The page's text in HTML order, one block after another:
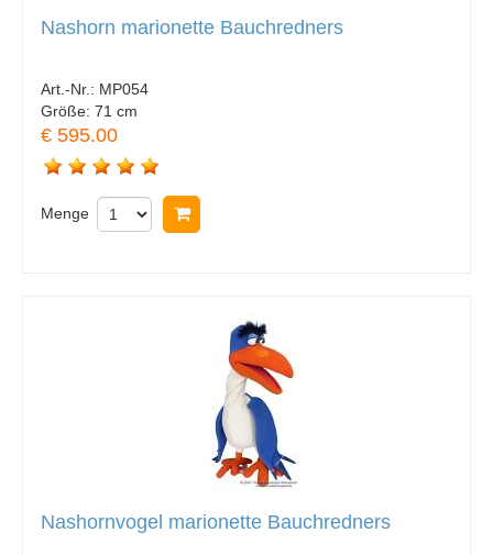
Nashorn marionette Bauchredners
Art.-Nr.: MP054
Größe: 71 cm
€ 595.00
Menge
Nashornvogel marionette Bauchredners